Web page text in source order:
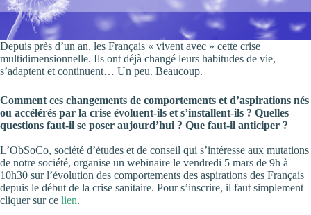
Depuis près d’un an, les Français « vivent avec » cette crise
multidimensionnelle. Ils ont déjà changé leurs habitudes de vie,
s’adaptent et continuent… Un peu. Beaucoup.
Comment ces changements de comportements et d’aspirations nés
ou accélérés par la crise évoluent-ils et s’installent-ils ? Quelles
questions faut-il se poser aujourd’hui ? Que faut-il anticiper ?
L’ObSoCo, société d’études et de conseil qui s’intéresse aux mutations
de notre société, organise un webinaire le vendredi 5 mars de 9h à
10h30 sur l’évolution des comportements des aspirations des Français
depuis le début de la crise sanitaire. Pour s’inscrire, il faut simplement
cliquer sur ce lien.